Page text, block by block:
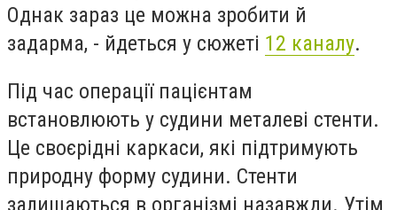
Однак зараз це можна зробити й
задарма, - йдеться у сюжеті 12 каналу.
Під час операції пацієнтам
встановлюють у судини металеві стенти.
Це своєрідні каркаси, які підтримують
природну форму судини. Стенти
залишаються в організмі назавжди. Утім